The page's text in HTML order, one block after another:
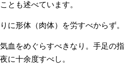
とも述べています。
に形体（肉体）を労すべからず。
血をめぐらすべきなり。手足の指
に十余度すべし。